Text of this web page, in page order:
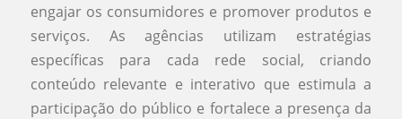
engajar os consumidores e promover produtos e
serviços. As agências utilizam estratégias
específicas para cada rede social, criando
conteúdo relevante e interativo que estimula a
participação do público e fortalece a presença da